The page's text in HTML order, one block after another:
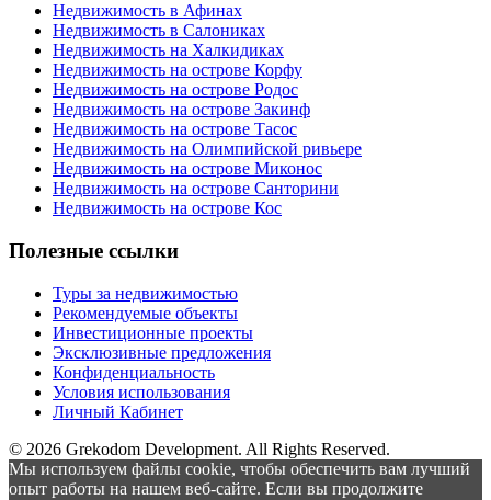
Недвижимость в Афинах
Недвижимость в Салониках
Недвижимость на Халкидиках
Недвижимость на острове Корфу
Недвижимость на острове Родос
Недвижимость на острове Закинф
Недвижимость на острове Тасос
Недвижимость на Олимпийской ривьере
Недвижимость на острове Миконос
Недвижимость на острове Санторини
Недвижимость на острове Кос
Полезные ссылки
Туры за недвижимостью
Рекомендуемые объекты
Инвестиционные проекты
Эксклюзивные предложения
Конфиденциальность
Условия использования
Личный Кабинет
© 2026 Grekodom Development. All Rights Reserved.
Мы используем файлы cookie, чтобы обеспечить вам лучший
опыт работы на нашем веб-сайте. Если вы продолжите